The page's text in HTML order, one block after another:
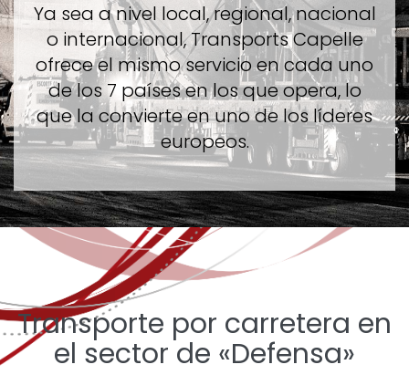
Ya sea a nivel local, regional, nacional
o internacional, Transports Capelle
ofrece el mismo servicio en cada uno
de los 7 países en los que opera, lo
que la convierte en uno de los líderes
europeos.
Transporte por carretera en
el sector de «Defensa»